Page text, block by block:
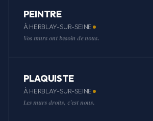
PEINTRE
À HERBLAY-SUR-SEINE
Vos murs ont besoin de nous.
PLAQUISTE
À HERBLAY-SUR-SEINE
Les murs droits, c'est nous.